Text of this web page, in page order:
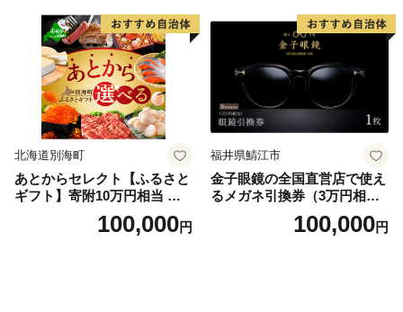
北海道別海町
あとからセレクト【ふるさと
ギフト】寄附10万円相当 あ
とから選べる！ ギフト いく
ら ほたて 海鮮 牛肉 別海町
100,000円
福井県鯖江市
金子眼鏡の全国直営店で使え
るメガネ引換券（3万円相
100,000円